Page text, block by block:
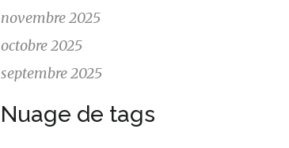
novembre 2025
octobre 2025
septembre 2025
Nuage de tags